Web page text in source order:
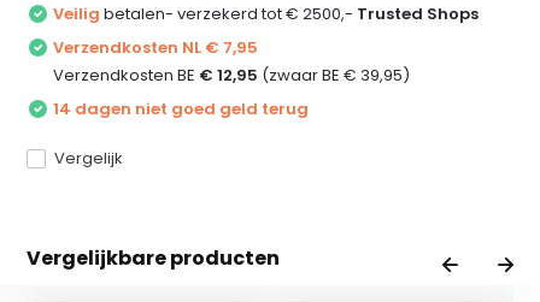
Veilig betalen- verzekerd tot € 2500,- Trusted Shops
Verzendkosten NL € 7,95
Verzendkosten BE € 12,95 (zwaar BE € 39,95)
14 dagen niet goed geld terug
Vergelijk
Vergelijkbare producten